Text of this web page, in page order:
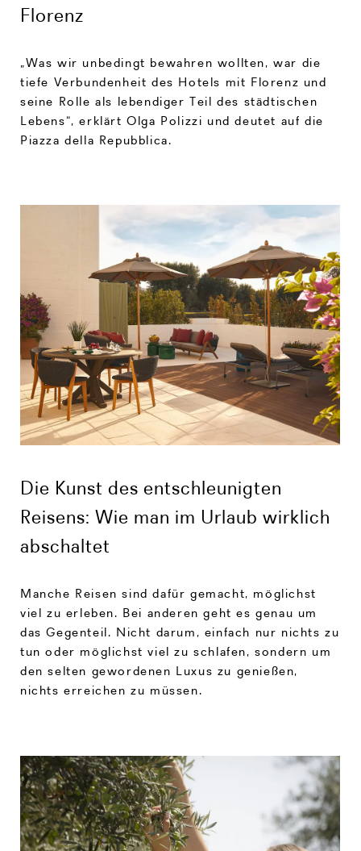
Florenz
„Was wir unbedingt bewahren wollten, war die
tiefe Verbundenheit des Hotels mit Florenz und
seine Rolle als lebendiger Teil des städtischen
Lebens“, erklärt Olga Polizzi und deutet auf die
Piazza della Repubblica.
Die Kunst des entschleunigten
Reisens: Wie man im Urlaub wirklich
abschaltet
Manche Reisen sind dafür gemacht, möglichst
viel zu erleben. Bei anderen geht es genau um
das Gegenteil. Nicht darum, einfach nur nichts zu
tun oder möglichst viel zu schlafen, sondern um
den selten gewordenen Luxus zu genießen,
nichts erreichen zu müssen.